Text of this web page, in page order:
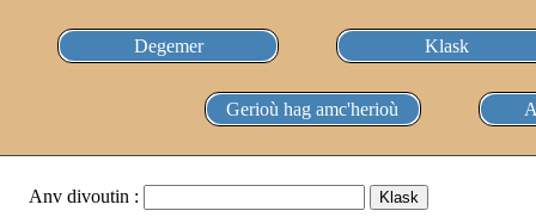
Degemer Klask
Gerioù hag amc'herioù
Anv divoutin :